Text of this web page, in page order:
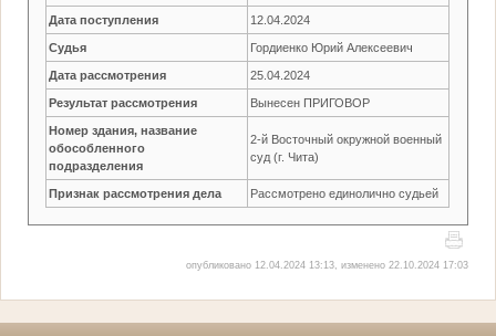
Дата поступления 12.04.2024
Судья Гордиенко Юрий Алексеевич
Дата рассмотрения 25.04.2024
Результат рассмотрения Вынесен ПРИГОВОР
Номер здания, название
обособленного
подразделения
2-й Восточный окружной военный
суд (г. Чита)
Признак рассмотрения дела Рассмотрено единолично судьей
опубликовано 12.04.2024 13:13, изменено 22.10.2024 17:03